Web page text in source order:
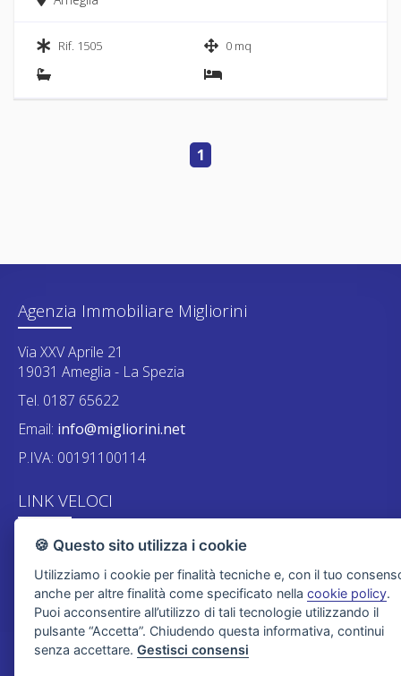
Rif. 1505 0 mq
1
Agenzia Immobiliare Migliorini
Via XXV Aprile 21
19031 Ameglia - La Spezia
Tel. 0187 65622
Email: info@migliorini.net
P.IVA: 00191100114
LINK VELOCI
Vendite
Affitti
Chi siamo
Lascia una richiesta
Proponi un immobile
Contatti
🍪 Questo sito utilizza i cookie
Utilizziamo i cookie per finalità tecniche e, con il tuo
anche per altre finalità come specificato nellacookie policy.
Puoi acconsentire all’utilizzo di tali tecnologie utilizzando il
pulsante “Accetta”. Chiudendo questa informativa, continui
senza accettare.Gestisci consensi